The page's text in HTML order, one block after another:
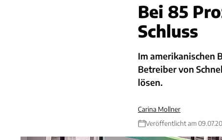
Bei 85
Schluss
Im amerikanischen
Betreiber von
lösen.
Carina Mollner
Veröffentlicht am